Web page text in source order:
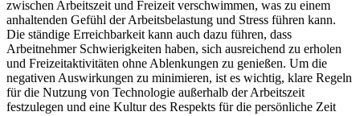
zwischen Arbeitszeit und Freizeit verschwimmen, was zu einem
anhaltenden Gefühl der Arbeitsbelastung und Stress führen kann.
Die ständige Erreichbarkeit kann auch dazu führen, dass
Arbeitnehmer Schwierigkeiten haben, sich ausreichend zu erholen
und Freizeitaktivitäten ohne Ablenkungen zu genießen. Um die
negativen Auswirkungen zu minimieren, ist es wichtig, klare Regeln
für die Nutzung von Technologie außerhalb der Arbeitszeit
festzulegen und eine Kultur des Respekts für die persönliche Zeit